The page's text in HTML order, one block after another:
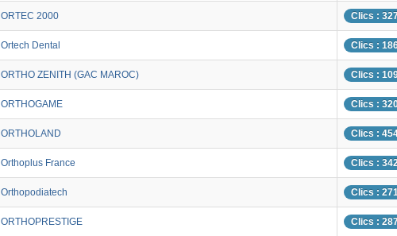
ORTEC 2000 Clics :
Ortech Dental Clics :
ORTHO ZENITH (GAC MAROC) Clics :
ORTHOGAME Clics :
ORTHOLAND Clics :
Orthoplus France Clics :
Orthopodiatech Clics :
ORTHOPRESTIGE Clics :